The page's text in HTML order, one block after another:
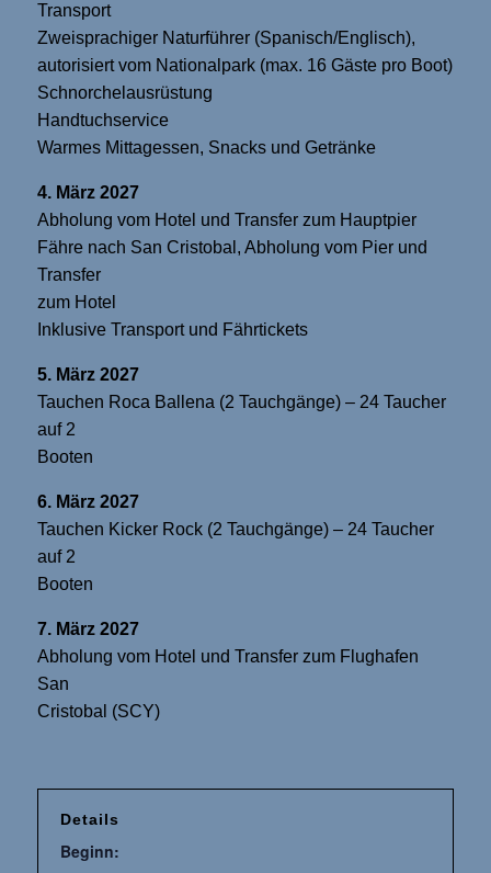
Transport
Zweisprachiger Naturführer (Spanisch/Englisch),
autorisiert vom Nationalpark (max. 16 Gäste pro Boot)
Schnorchelausrüstung
Handtuchservice
Warmes Mittagessen, Snacks und Getränke
4. März 2027
Abholung vom Hotel und Transfer zum Hauptpier
Fähre nach San Cristobal, Abholung vom Pier und
Transfer
zum Hotel
Inklusive Transport und Fährtickets
5. März 2027
Tauchen Roca Ballena (2 Tauchgänge) – 24 Taucher
auf 2
Booten
6. März 2027
Tauchen Kicker Rock (2 Tauchgänge) – 24 Taucher
auf 2
Booten
7. März 2027
Abholung vom Hotel und Transfer zum Flughafen
San
Cristobal (SCY)
Details
Beginn: